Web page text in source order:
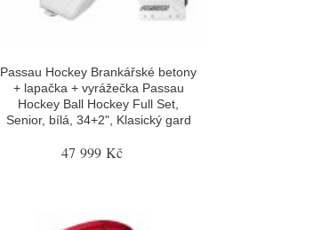
Passau Hockey Brankářské betony
+ lapačka + vyrážečka Passau
Hockey Ball Hockey Full Set,
Senior, bílá, 34+2", Klasický gard
47 999 Kč